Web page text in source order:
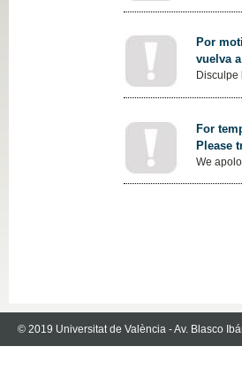
Por
vuelva
Disculpe
For
Please
We
© 2019 Universitat de València - Av. Blasco